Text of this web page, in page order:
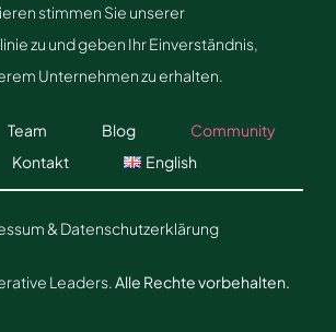
stimmen Sie unserer
zu und geben Ihr Einverständnis,
Unternehmen zu erhalten.
Team Blog
Community
Kontakt
English
& Datenschutzerklärung
Leaders. Alle Rechte vorbehalten.